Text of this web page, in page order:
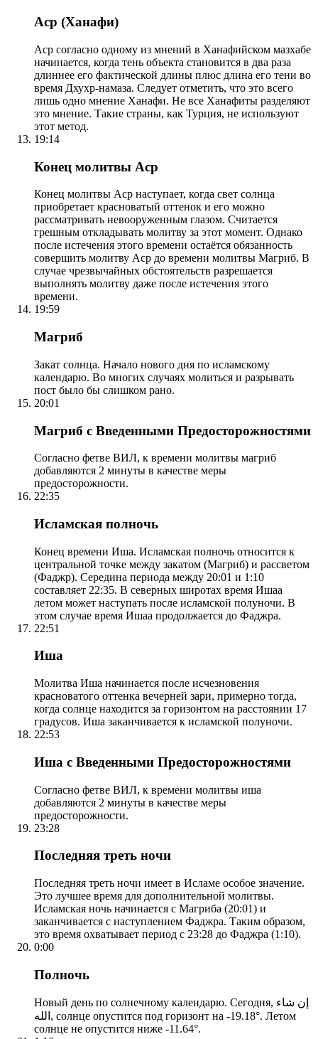
Аср (Ханафи)
Аср согласно одному из мнений в Ханафийском мазхабе
начинается, когда тень объекта становится в два раза
длиннее его фактической длины плюс длина его тени во
время Дхухр-намаза. Следует отметить, что это всего
лишь одно мнение Ханафи. Не все Ханафиты разделяют
это мнение. Такие страны, как Турция, не используют
этот метод.
19:14
Конец молитвы Аср
Конец молитвы Аср наступает, когда свет солнца
приобретает красноватый оттенок и его можно
рассматривать невооруженным глазом. Считается
грешным откладывать молитву за этот момент. Однако
после истечения этого времени остаётся обязанность
совершить молитву Аср до времени молитвы Магриб. В
случае чрезвычайных обстоятельств разрешается
выполнять молитву даже после истечения этого
времени.
19:59
Магриб
Закат солнца. Начало нового дня по исламскому
календарю. Во многих случаях молиться и разрывать
пост было бы слишком рано.
20:01
Магриб с Введенными Предосторожностями
Согласно фетве ВИЛ, к времени молитвы магриб
добавляются 2 минуты в качестве меры
предосторожности.
22:35
Исламская полночь
Конец времени Иша. Исламская полночь относится к
центральной точке между закатом (Магриб) и рассветом
(Фаджр). Середина периода между 20:01 и 1:10
составляет 22:35. В северных широтах время Ишаа
летом может наступать после исламской полуночи. В
этом случае время Ишаа продолжается до Фаджра.
22:51
Иша
Молитва Иша начинается после исчезновения
красноватого оттенка вечерней зари, примерно тогда,
когда солнце находится за горизонтом на расстоянии 17
градусов. Иша заканчивается к исламской полуночи.
22:53
Иша с Введенными Предосторожностями
Согласно фетве ВИЛ, к времени молитвы иша
добавляются 2 минуты в качестве меры
предосторожности.
23:28
Последняя треть ночи
Последняя треть ночи имеет в Исламе особое значение.
Это лучшее время для дополнительной молитвы.
Исламская ночь начинается с Магриба (20:01) и
заканчивается с наступлением Фаджра. Таким образом,
это время охватывает период с 23:28 до Фаджра (1:10).
0:00
Полночь
Новый день по солнечному календарю. Сегодня, إن شاء
الله, солнце опустится под горизонт на -19.18°. Летом
солнце не опустится ниже -11.64°.